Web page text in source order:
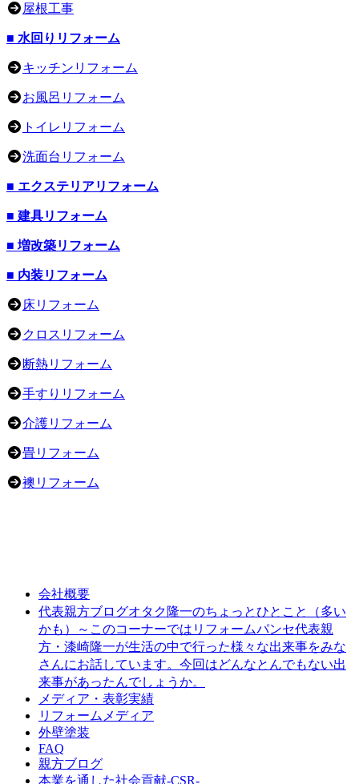
屋根工事
■ 水回りリフォーム
キッチンリフォーム
お風呂リフォーム
トイレリフォーム
洗面台リフォーム
■ エクステリアリフォーム
■ 建具リフォーム
■ 増改築リフォーム
■ 内装リフォーム
床リフォーム
クロスリフォーム
断熱リフォーム
手すりリフォーム
介護リフォーム
畳リフォーム
襖リフォーム
会社概要
代表親方ブログオタク隆一のちょっとひとこと（多い
かも）～このコーナーではリフォームパンセ代表親
方・漆崎隆一が生活の中で行った様々な出来事をみな
さんにお話しています。今回はどんなとんでもない出
来事があったんでしょうか。
メディア・表彰実績
リフォームメディア
外壁塗装
FAQ
親方ブログ
本業を通した社会貢献-CSR-